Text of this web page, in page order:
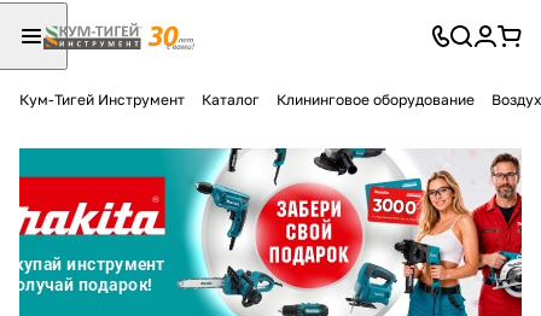
Кум-Тигей Инструмент Каталог Клининговое оборудование
Разбейте
оплатуна части
без переплат